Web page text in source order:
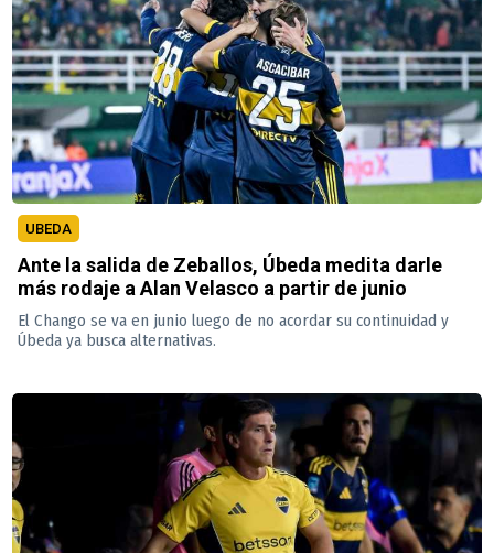
UBEDA
Ante la salida de Zeballos, Úbeda medita darle
más rodaje a Alan Velasco a partir de junio
El Chango se va en junio luego de no acordar su continuidad y
Úbeda ya busca alternativas.